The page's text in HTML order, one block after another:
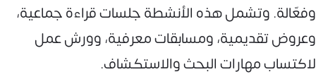
وفعّالة. وتشمل هذه الأنشطة جلسات قراءة جماعية،
وعروض تقديمية، ومسابقات معرفية، وورش عمل
لاكتساب مهارات البحث والاستكشاف.